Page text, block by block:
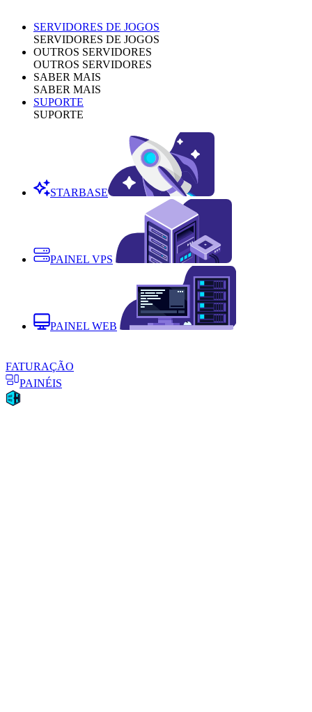
SERVIDORES DE JOGOS
SERVIDORES DE JOGOS
OUTROS SERVIDORES
OUTROS SERVIDORES
SABER MAIS
SABER MAIS
SUPORTE
SUPORTE
STARBASE
PAINEL VPS
PAINEL WEB
FATURAÇÃO
PAINÉIS